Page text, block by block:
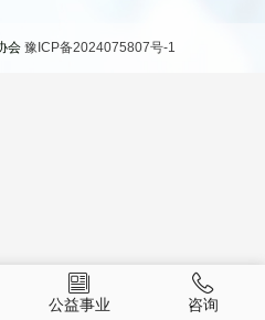
公益事业 咨询
会 豫ICP备2024075807号-1